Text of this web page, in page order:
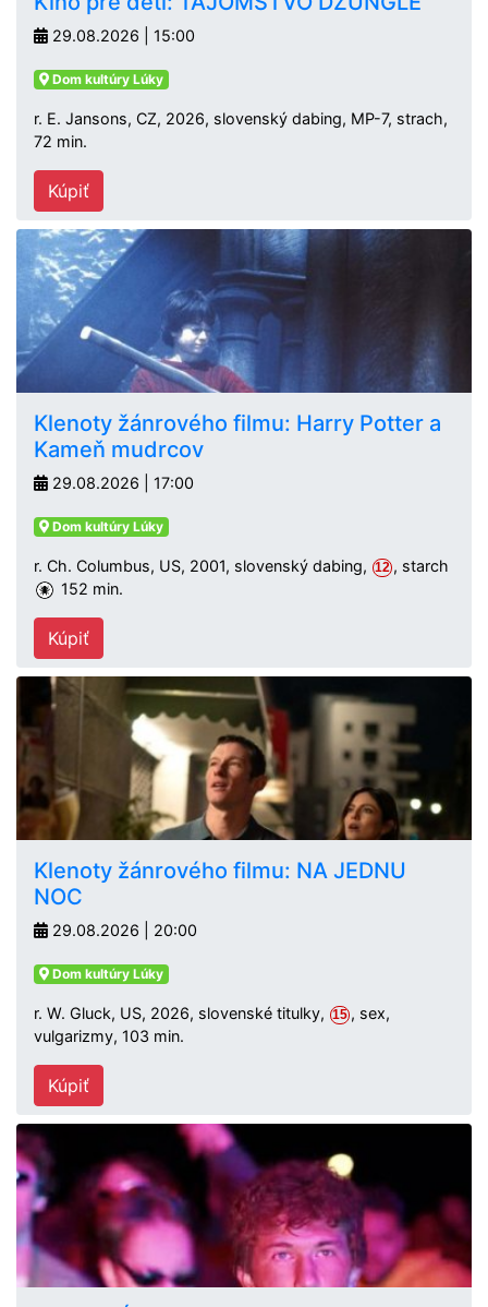
29.08.2026 | 15:00
Dom kultúry Lúky
r. E. Jansons, CZ, 2026, slovenský dabing, MP-7, strach,
72 min.
Kúpiť
Klenoty žánrového filmu: Harry Potter a
Kameň mudrcov
29.08.2026 | 17:00
Dom kultúry Lúky
r. Ch. Columbus, US, 2001, slovenský dabing, 12 , starch
152 min.
Kúpiť
Klenoty žánrového filmu: NA JEDNU
NOC
29.08.2026 | 20:00
Dom kultúry Lúky
r. W. Gluck, US, 2026, slovenské titulky, 15 , sex,
vulgarizmy, 103 min.
Kúpiť